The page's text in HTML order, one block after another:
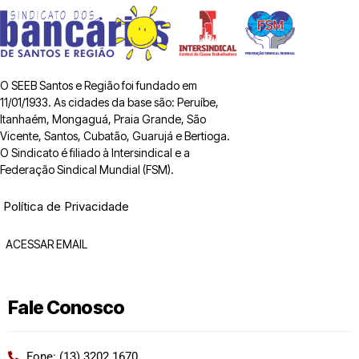
O SEEB Santos e Região foi fundado em
11/01/1933. As cidades da base são: Peruíbe,
Itanhaém, Mongaguá, Praia Grande, São
Vicente, Santos, Cubatão, Guarujá e Bertioga.
O Sindicato é filiado à Intersindical e a
Federação Sindical Mundial (FSM).
Política de Privacidade
ACESSAR EMAIL
Fale Conosco